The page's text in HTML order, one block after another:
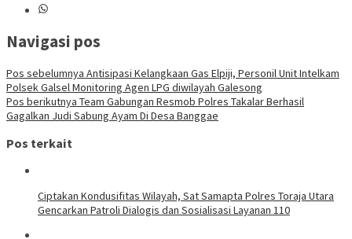
Navigasi pos
Pos sebelumnya Antisipasi Kelangkaan Gas Elpiji, Personil Unit Intelkam
Polsek Galsel Monitoring Agen LPG diwilayah Galesong
Pos berikutnya Team Gabungan Resmob Polres Takalar Berhasil
Gagalkan Judi Sabung Ayam Di Desa Banggae
Pos terkait
Ciptakan Kondusifitas Wilayah, Sat Samapta Polres Toraja Utara
Gencarkan Patroli Dialogis dan Sosialisasi Layanan 110